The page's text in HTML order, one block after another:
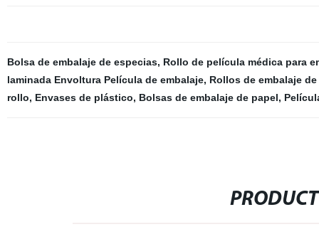
Bolsa de embalaje de especias, Rollo de película médica para
laminada Envoltura Película de embalaje, Rollos de embalaje
rollo, Envases de plástico, Bolsas de embalaje de papel,